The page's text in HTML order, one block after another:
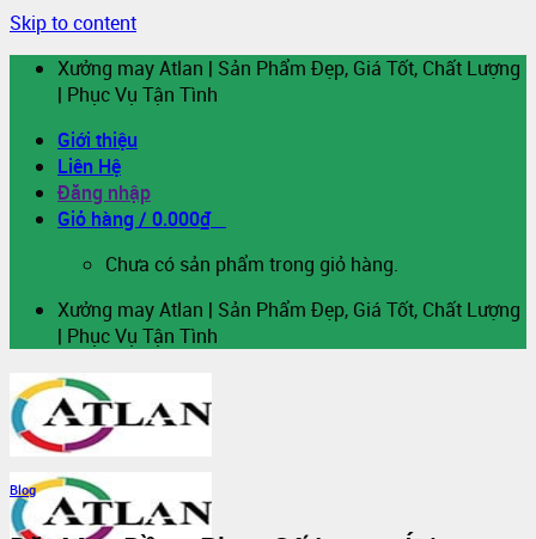
Skip to content
Xưởng may Atlan | Sản Phẩm Đẹp, Giá Tốt, Chất Lượng
| Phục Vụ Tận Tình
Giới thiệu
Liên Hệ
Đăng nhập
Giỏ hàng / 0.000₫
Chưa có sản phẩm trong giỏ hàng.
Xưởng may Atlan | Sản Phẩm Đẹp, Giá Tốt, Chất Lượng
| Phục Vụ Tận Tình
Blog